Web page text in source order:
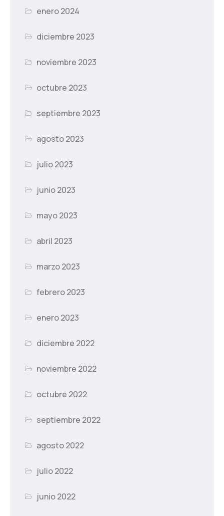
enero 2024
diciembre 2023
noviembre 2023
octubre 2023
septiembre 2023
agosto 2023
julio 2023
junio 2023
mayo 2023
abril 2023
marzo 2023
febrero 2023
enero 2023
diciembre 2022
noviembre 2022
octubre 2022
septiembre 2022
agosto 2022
julio 2022
junio 2022